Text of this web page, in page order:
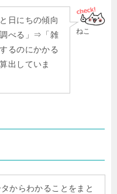
ねこ
日にちの傾向
べる」⇒「雑
るのにかかる
出していま
からわかることをまと